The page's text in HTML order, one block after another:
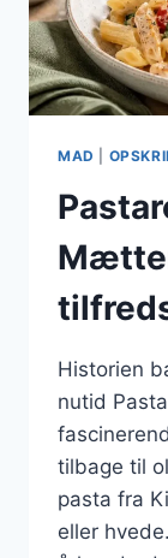
MAD
Historien
nutid
tilbage til
pasta fra
eller